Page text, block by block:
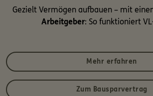
Gezielt Vermögen aufbauen – mit
Arbeitgeber: So funktioniert
Mehr erfahren
Zum Bausparvertrag